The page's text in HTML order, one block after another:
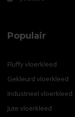
Populair
Fluffy vloerkleed
Gekleurd vloerkleed
Industrieel vloerkleed
Jute vloerkleed